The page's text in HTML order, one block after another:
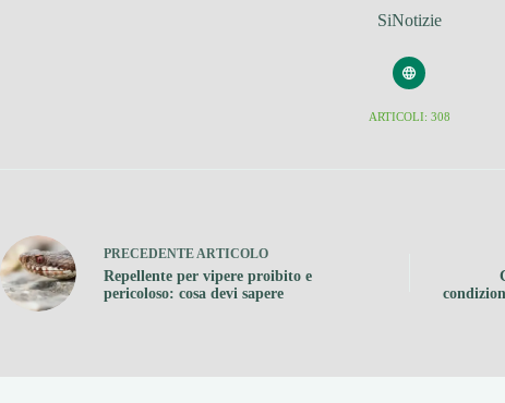
SiNotizie
ARTICOLI: 308
PRECEDENTEARTICOLO
Repellente per vipere proibito e
pericoloso: cosa devi sapere